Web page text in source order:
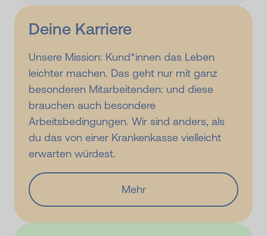
Deine Karriere
Unsere Mission: Kund*innen das Leben
leichter machen. Das geht nur mit ganz
besonderen Mitarbeitenden: und diese
brauchen auch besondere
Arbeitsbedingungen. Wir sind anders, als
du das von einer Krankenkasse vielleicht
erwarten würdest.
Mehr